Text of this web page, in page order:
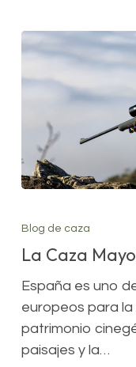
Caza
en
España
Blog de caza
La Caza
España es uno
europeos para la
patrimonio
paisajes y la…